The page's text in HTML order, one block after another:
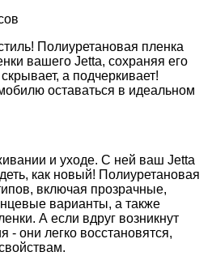
Полиуретановая пленка
вашего Jetta, сохраняя его
а подчеркивает!
оставаться в идеальном
и уходе. С ней ваш Jetta
как новый! Полиуретановая
включая прозрачные,
варианты, а также
А если вдруг возникнут
они легко восстановятся,